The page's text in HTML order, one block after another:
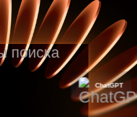
ChatGPT